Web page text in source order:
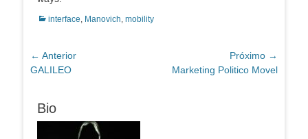
Categorias:
interface, Manovich, mobility
Navegação
de
← Anterior
Post
GALILEO
Próximo →
PróximoMarketing Politico Movel
Bio